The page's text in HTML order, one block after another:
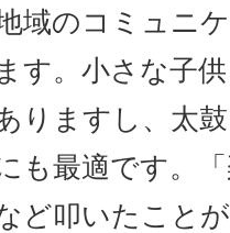
域のコミュニ
す。小さな子
りますし、太
も最適です。
ど叩いたこと